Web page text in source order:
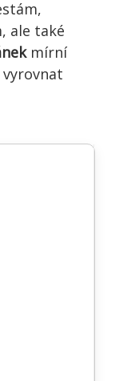
ale také
mírní